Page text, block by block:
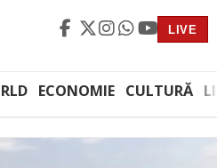
LIVE
ECONOMIE CULTURĂ